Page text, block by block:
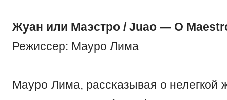
Жуан или Маэстро / Juao — O
Режиссер: Мауро Лима
Мауро Лима, рассказывая о нелегкой